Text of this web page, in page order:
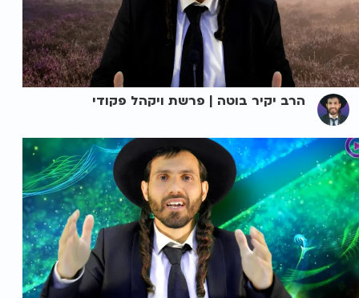
הרב יקיר בוטה | פרשת ויקהל פקודי